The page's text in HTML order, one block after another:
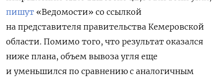
пишут «Ведомости» со ссылкой
на представителя правительства Кемеровской
области. Помимо того, что результат оказался
ниже плана, объем вывоза угля еще
и уменьшился по сравнению с аналогичным